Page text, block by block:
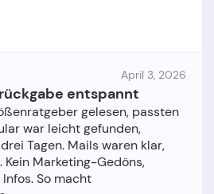
April 3, 2026
entspannt
gelesen, passten
war leicht gefunden,
Tagen. Mails waren klar,
Kein Marketing-Gedöns,
So macht